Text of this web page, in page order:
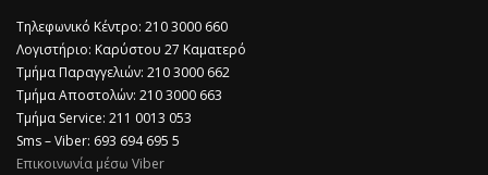
Τηλεφωνικό Κέντρο: 210 3000 660
Λογιστήριο: Καρύστου 27 Καματερό
Τμήμα Παραγγελιών: 210 3000 662
Τμήμα Αποστολών: 210 3000 663
Τμήμα Service: 211 0013 053
Sms – Viber: 693 694 695 5
Επικοινωνία μέσω Viber